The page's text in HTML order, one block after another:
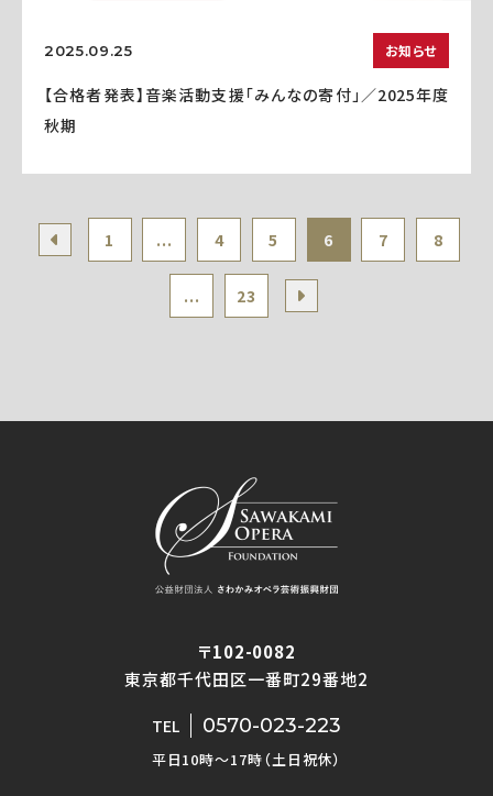
2025.09.25 お知らせ
【合格者発表】音楽活動支援「みんなの寄付」／2025年度
秋期
1 ... 4 5 6 7 8
... 23
〒102-0082
東京都千代田区一番町29番地2
TEL 0570-023-223
平日10時〜17時（土日祝休）